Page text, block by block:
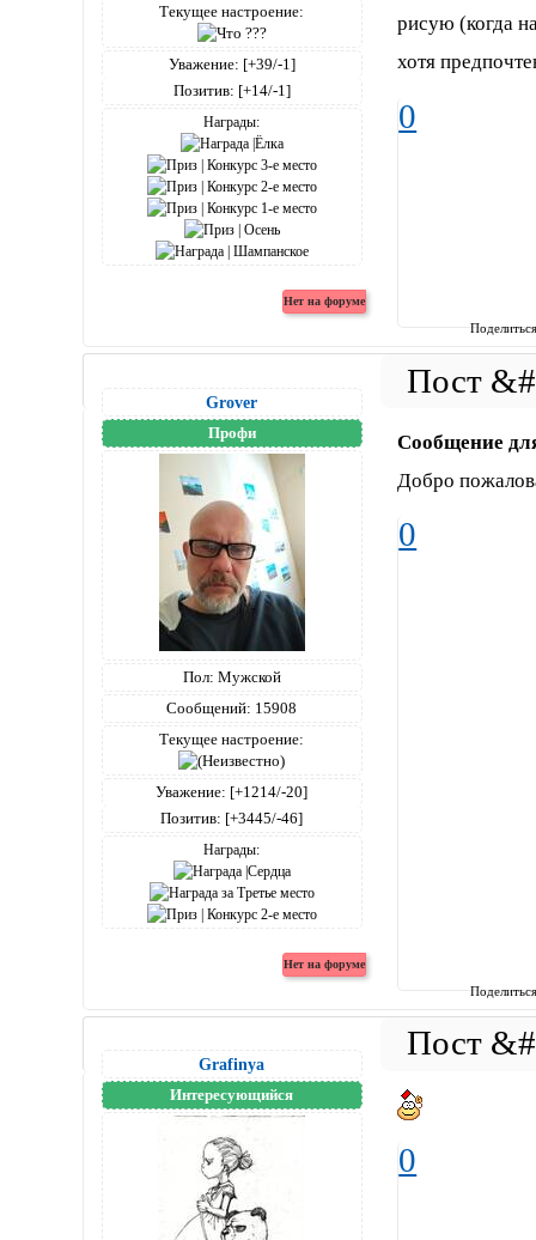
Текущее настроение:
Уважение: [+39/-1]
Позитив: [+14/-1]
Награды:
рисую (когда
хотя
0
Grover
Профи
Пол: Мужской
Сообщений: 15908
Текущее настроение:
Уважение: [+1214/-20]
Позитив: [+3445/-46]
Награды:
Сообщение
Добро
0
Grafinya
Интересующийся
0